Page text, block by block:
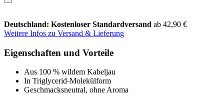
Deutschland: Kostenloser Standardversand ab 42,90 €
Weitere Infos zu Versand & Lieferung
Eigenschaften und Vorteile
Aus 100 % wildem Kabeljau
In Triglycerid-Molekülform
Geschmacksneutral, ohne Aroma